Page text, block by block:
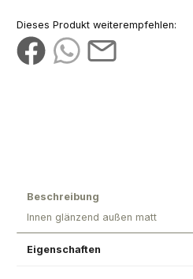
Dieses Produkt weiterempfehlen:
Beschreibung
Innen glänzend außen matt
Eigenschaften